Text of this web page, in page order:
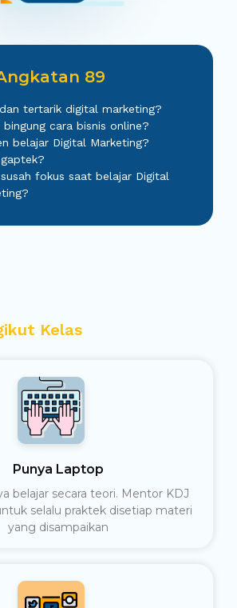
89
tertarik digital marketing?
bingung cara bisnis online?
belajar Digital Marketing?
fokus saat belajar Digital
Kelas
Punya Laptop
belajar secara teori. Mentor KDJ
selalu praktek disetiap materi
yang disampaikan